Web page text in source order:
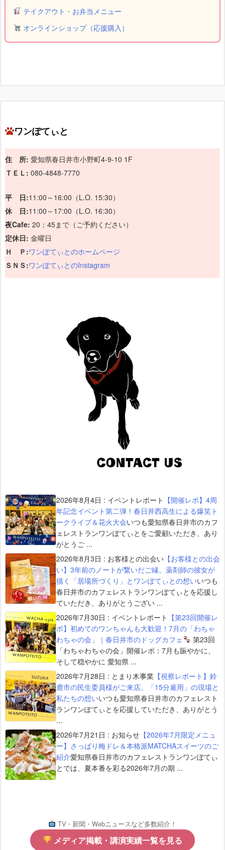
テイクアウト・お弁当メニュー
オンラインショップ（応援購入）
ワンぽてぃと
住 所: 愛知県春日井市小野町4-9-10 1F
ＴＥＬ: 080-4848-7770
平 日:11:00～16:00（L.O. 15:30）
休 日:11:00～17:00（L.O. 16:30）
夜Cafe: 20：45まで（ご予約ください）
定休日: 金曜日
Ｈ Ｐ:ワンぽてぃとのホームページ
ＳＮＳ:ワンぽてぃとのInstagram
2026年8月4日 : イベントレポート 【開催レポ】4周
年記念イベント第二弾！春日井西高生による爆笑ト
ークライブ＆花火大会いつも愛知県春日井市のカフ
ェレストランワンぽてぃとをご愛顧いただき、あり
がとうご ...
2026年8月3日 : お客様との出会い 【お客様との出会
い】3年前のノートが繋いだご縁。薬剤師の彼女が
描く「居場所づくり」とワンぽてぃとの想いいつも
春日井市のカフェレストランワンぽてぃとを応援し
ていただき、ありがとうござい ...
2026年7月30日 : イベントレポート 【第23回開催レ
ポ】初めてのワンちゃんも大歓迎！7月の「わちゃ
わちゃの会」｜春日井市のドッグカフェ
第23回
「わちゃわちゃの会」開催レポ：7月も賑やかに、
そして穏やかに 愛知県 ...
2026年7月28日 : とまり木事業 【視察レポート】鈴
鹿市の民生委員様がご来店。「15分雇用」の現場と
私たちの想いいつも愛知県春日井市のカフェレスト
ランワンぽてぃとを応援していただき、ありがとう
...
2026年7月21日 : お知らせ 【2026年7月限定メニュ
ー】さっぱり梅ドレ＆本格派MATCHAスイーツのご
紹介愛知県春日井市のカフェレストランワンぽてぃ
とでは、夏本番を彩る2026年7月の期 ...
TV・新聞・Webニュースなど多数紹介！
メディア掲載・講演実績一覧を見る